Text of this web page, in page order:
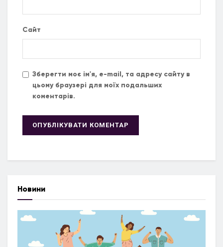
Сайт
Зберегти моє ім'я, e-mail, та адресу сайту в
цьому браузері для моїх подальших
коментарів.
Новини